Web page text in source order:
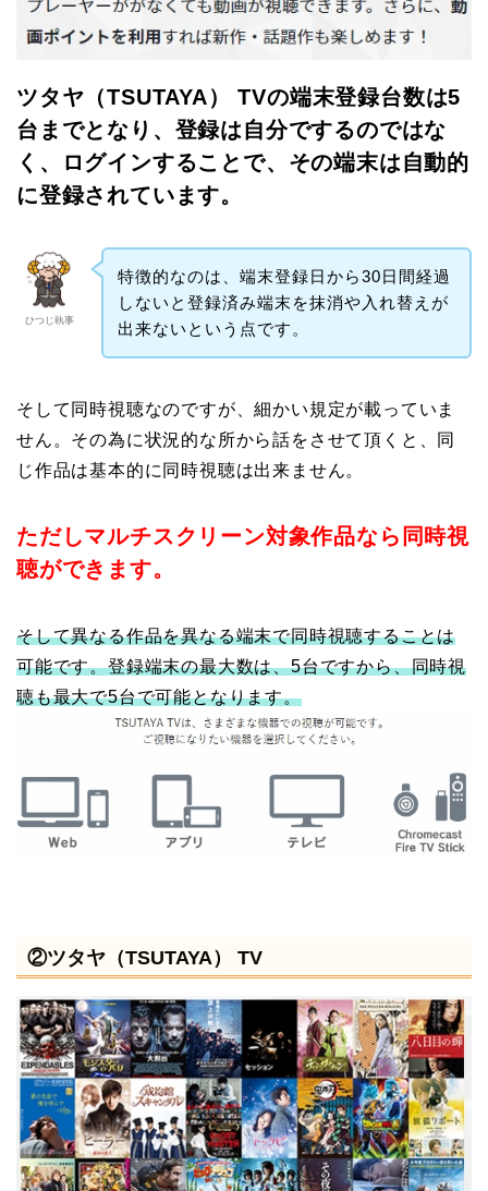
ツタヤ（TSUTAYA） TVの端末登録台数は5
台までとなり、登録は自分でするのではな
く、ログインすることで、その端末は自動的
に登録されています。
ひつじ執事
特徴的なのは、端末登録日から30日間経過
しないと登録済み端末を抹消や入れ替えが
出来ないという点です。
そして同時視聴なのですが、細かい規定が載っていま
せん。その為に状況的な所から話をさせて頂くと、同
じ作品は基本的に同時視聴は出来ません。
ただしマルチスクリーン対象作品なら同時視
聴ができます。
そして異なる作品を異なる端末で同時視聴することは
可能です。登録端末の最大数は、5台ですから、同時視
聴も最大で5台で可能となります。
②ツタヤ（TSUTAYA） TV